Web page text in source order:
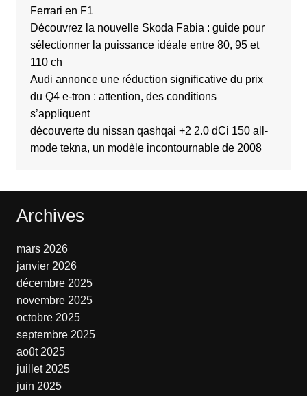
Ferrari en F1
Découvrez la nouvelle Skoda Fabia : guide pour
sélectionner la puissance idéale entre 80, 95 et
110 ch
Audi annonce une réduction significative du prix
du Q4 e-tron : attention, des conditions
s’appliquent
découverte du nissan qashqai +2 2.0 dCi 150 all-
mode tekna, un modèle incontournable de 2008
Archives
mars 2026
janvier 2026
décembre 2025
novembre 2025
octobre 2025
septembre 2025
août 2025
juillet 2025
juin 2025